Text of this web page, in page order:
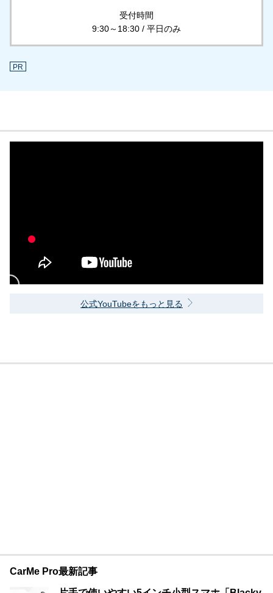
受付時間
9:30～18:30 / 平日のみ
PR
公式YouTubeをもっと見る
CarMe Pro最新記事